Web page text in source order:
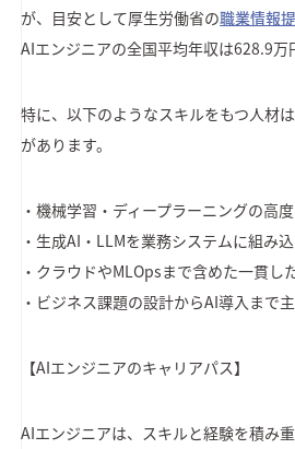
が、目安として厚生労働省の職業情報
AIエンジニアの全国平均年収は628.9万
特に、以下のようなスキルをもつ人材
があります。
・機械学習・ディープラーニングの高
・生成AI・LLMを業務システムに組み
・クラウドやMLOpsまで含めた一貫し
・ビジネス課題の設計からAI導入まで
【AIエンジニアのキャリアパス】
AIエンジニアは、スキルと経験を積み